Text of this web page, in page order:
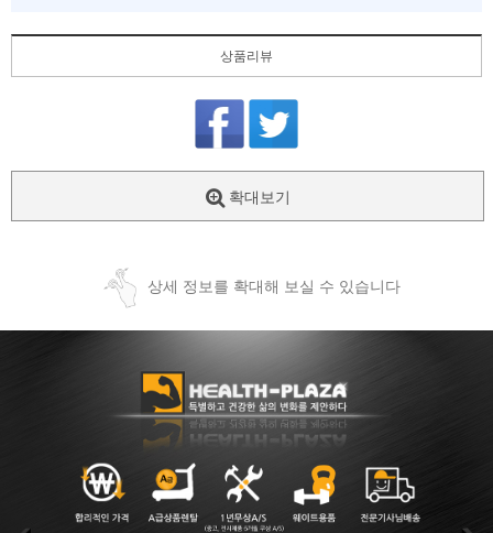
상품리뷰
확대보기
상세 정보를 확대해 보실 수 있습니다